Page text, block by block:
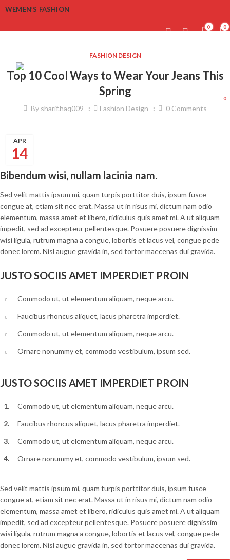
WEMEN’S FASHION
0 0
0
FASHION DESIGN
Top 10 Cool Ways to Wear Your Jeans This
Spring
By sharif.haq009 Fashion Design 0 Comments
14
APR
Bibendum wisi, nullam lacinia nam.
Sed velit mattis ipsum mi, quam turpis porttitor duis, ipsum fusce
congue at, etiam sit nec erat. Massa ut in risus mi, dictum nam odio
elementum, massa amet et libero, ridiculus quis amet mi. A ut aliquam
impedit, sed ad excepteur pellentesque. Posuere posuere dignissim
wisi ligula, rutrum magna a congue, lobortis et lacus vel, congue pede
donec lorem. Nisl augue gravida in, sed tortor maecenas dui gravida.
JUSTO SOCIIS AMET IMPERDIET PROIN
Commodo ut, ut elementum aliquam, neque arcu.
Faucibus rhoncus aliquet, lacus pharetra imperdiet.
Commodo ut, ut elementum aliquam, neque arcu.
Ornare nonummy et, commodo vestibulum, ipsum sed.
JUSTO SOCIIS AMET IMPERDIET PROIN
Commodo ut, ut elementum aliquam, neque arcu.
Faucibus rhoncus aliquet, lacus pharetra imperdiet.
Commodo ut, ut elementum aliquam, neque arcu.
Ornare nonummy et, commodo vestibulum, ipsum sed.
Sed velit mattis ipsum mi, quam turpis porttitor duis, ipsum fusce
congue at, etiam sit nec erat. Massa ut in risus mi, dictum nam odio
elementum, massa amet et libero, ridiculus quis amet mi. A ut aliquam
impedit, sed ad excepteur pellentesque. Posuere posuere dignissim
wisi ligula, rutrum magna a congue, lobortis et lacus vel, congue pede
donec lorem. Nisl augue gravida in, sed tortor maecenas dui gravida.